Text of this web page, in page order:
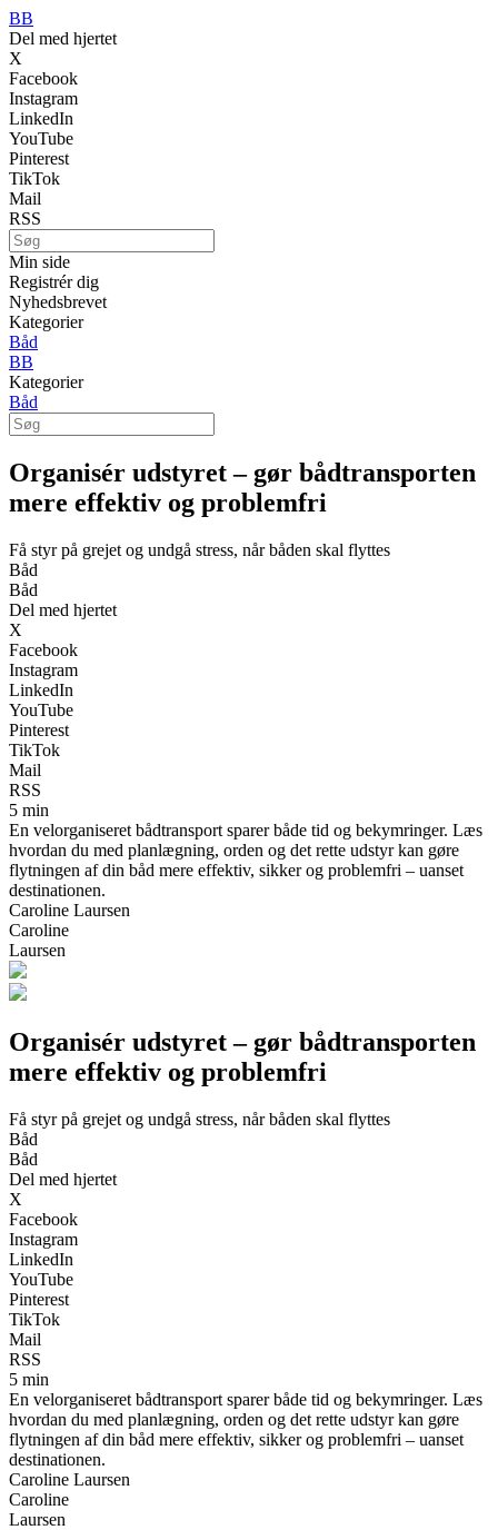
BB
Del med hjertet
X
Facebook
Instagram
LinkedIn
YouTube
Pinterest
TikTok
Mail
RSS
Min side
Registrér dig
Nyhedsbrevet
Kategorier
Båd
BB
Kategorier
Båd
Organisér udstyret – gør bådtransporten
mere effektiv og problemfri
Få styr på grejet og undgå stress, når båden skal flyttes
Båd
Båd
Del med hjertet
X
Facebook
Instagram
LinkedIn
YouTube
Pinterest
TikTok
Mail
RSS
5 min
En velorganiseret bådtransport sparer både tid og bekymringer. Læs
hvordan du med planlægning, orden og det rette udstyr kan gøre
flytningen af din båd mere effektiv, sikker og problemfri – uanset
destinationen.
Caroline Laursen
Caroline
Laursen
Organisér udstyret – gør bådtransporten
mere effektiv og problemfri
Få styr på grejet og undgå stress, når båden skal flyttes
Båd
Båd
Del med hjertet
X
Facebook
Instagram
LinkedIn
YouTube
Pinterest
TikTok
Mail
RSS
5 min
En velorganiseret bådtransport sparer både tid og bekymringer. Læs
hvordan du med planlægning, orden og det rette udstyr kan gøre
flytningen af din båd mere effektiv, sikker og problemfri – uanset
destinationen.
Caroline Laursen
Caroline
Laursen